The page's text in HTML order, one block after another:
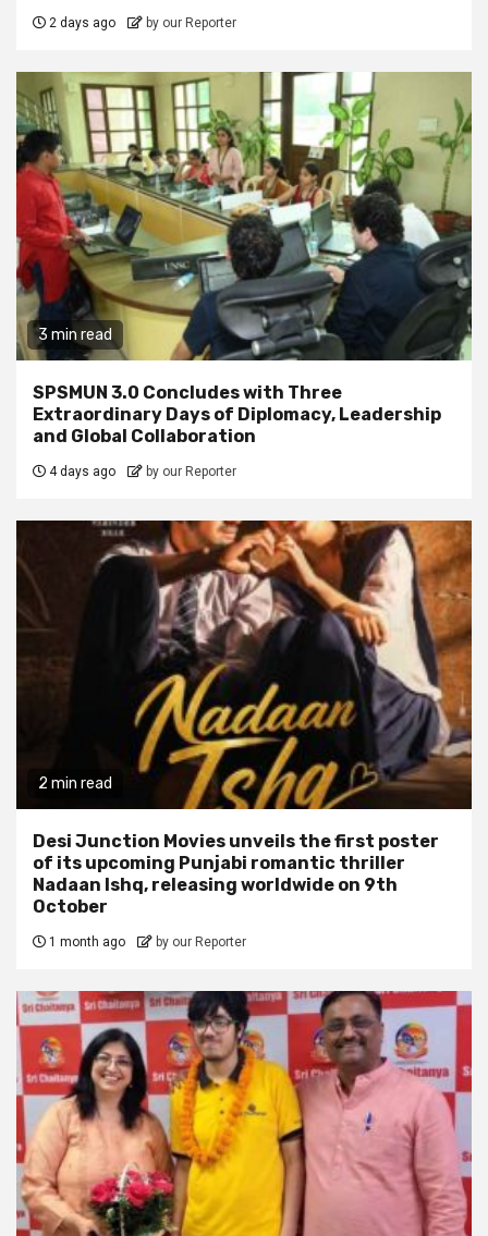
2 days ago by our Reporter
3 min read
SPSMUN 3.0 Concludes with Three
Extraordinary Days of Diplomacy, Leadership
and Global Collaboration
4 days ago by our Reporter
2 min read
Desi Junction Movies unveils the first poster
of its upcoming Punjabi romantic thriller
Nadaan Ishq, releasing worldwide on 9th
October
1 month ago by our Reporter